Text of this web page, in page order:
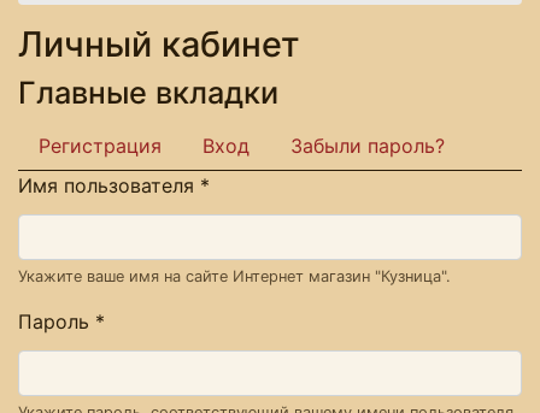
Личный кабинет
Главные вкладки
Регистрация Вход
Забыли пароль?
Имя пользователя *
Укажите ваше имя на сайте Интернет магазин "Кузница".
Пароль *